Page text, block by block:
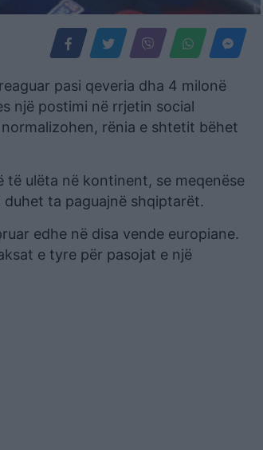
pasi qeveria dha 4 milonë
një postimi në rrjetin social
rënia e shtetit bëhet
të ulëta në kontinent, se meqenëse
ta paguajnë shqiptarët.
edhe në disa vende europiane.
e tyre për pasojat e një